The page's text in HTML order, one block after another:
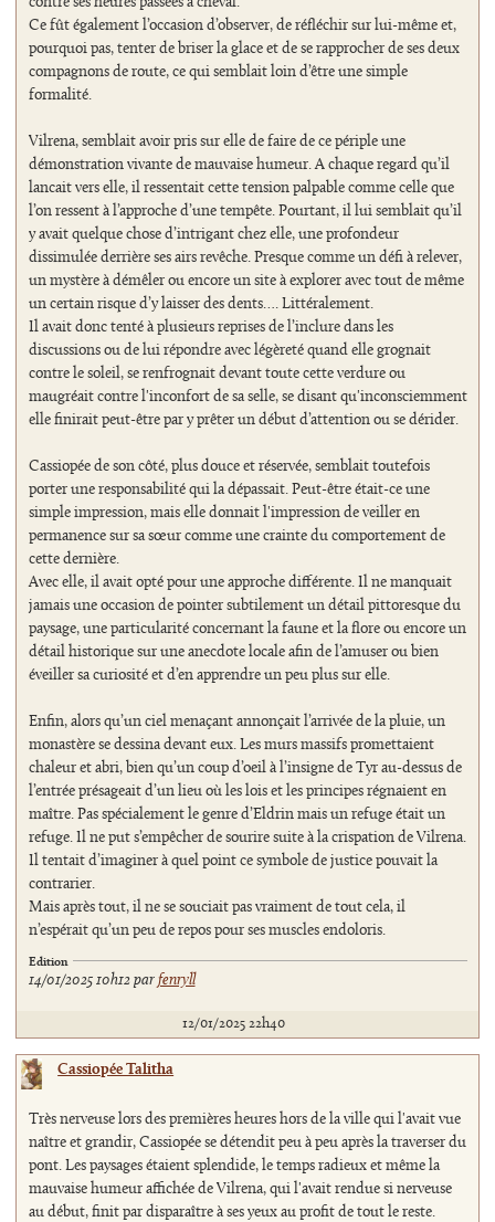
Ce fût également l’occasion d’observer, de réfléchir sur lui-même et,
pourquoi pas, tenter de briser la glace et de se rapprocher de ses deux
compagnons de route, ce qui semblait loin d’être une simple
formalité.
Vilrena, semblait avoir pris sur elle de faire de ce périple une
démonstration vivante de mauvaise humeur. A chaque regard qu’il
lancait vers elle, il ressentait cette tension palpable comme celle que
l’on ressent à l’approche d’une tempête. Pourtant, il lui semblait qu’il
y avait quelque chose d’intrigant chez elle, une profondeur
dissimulée derrière ses airs revêche. Presque comme un défi à relever,
un mystère à démêler ou encore un site à explorer avec tout de même
un certain risque d’y laisser des dents…. Littéralement.
Il avait donc tenté à plusieurs reprises de l’inclure dans les
discussions ou de lui répondre avec légèreté quand elle grognait
contre le soleil, se renfrognait devant toute cette verdure ou
maugréait contre l'inconfort de sa selle, se disant qu'inconsciemment
elle finirait peut-être par y prêter un début d’attention ou se dérider.
Cassiopée de son côté, plus douce et réservée, semblait toutefois
porter une responsabilité qui la dépassait. Peut-être était-ce une
simple impression, mais elle donnait l'impression de veiller en
permanence sur sa sœur comme une crainte du comportement de
cette dernière.
Avec elle, il avait opté pour une approche différente. Il ne manquait
jamais une occasion de pointer subtilement un détail pittoresque du
paysage, une particularité concernant la faune et la flore ou encore un
détail historique sur une anecdote locale afin de l’amuser ou bien
éveiller sa curiosité et d’en apprendre un peu plus sur elle.
Enfin, alors qu’un ciel menaçant annonçait l’arrivée de la pluie, un
monastère se dessina devant eux. Les murs massifs promettaient
chaleur et abri, bien qu’un coup d’oeil à l’insigne de Tyr au-dessus de
l’entrée présageait d’un lieu où les lois et les principes régnaient en
maître. Pas spécialement le genre d’Eldrin mais un refuge était un
refuge. Il ne put s’empêcher de sourire suite à la crispation de Vilrena.
Il tentait d’imaginer à quel point ce symbole de justice pouvait la
contrarier.
Mais après tout, il ne se souciait pas vraiment de tout cela, il
n’espérait qu’un peu de repos pour ses muscles endoloris.
Edition
14/01/2025 10h12 par fenryll
12/01/2025 22h40
Cassiopée Talitha
Très nerveuse lors des premières heures hors de la ville qui l'avait vue
naître et grandir, Cassiopée se détendit peu à peu après la traverser du
pont. Les paysages étaient splendide, le temps radieux et même la
mauvaise humeur affichée de Vilrena, qui l'avait rendue si nerveuse
au début, finit par disparaître à ses yeux au profit de tout le reste.